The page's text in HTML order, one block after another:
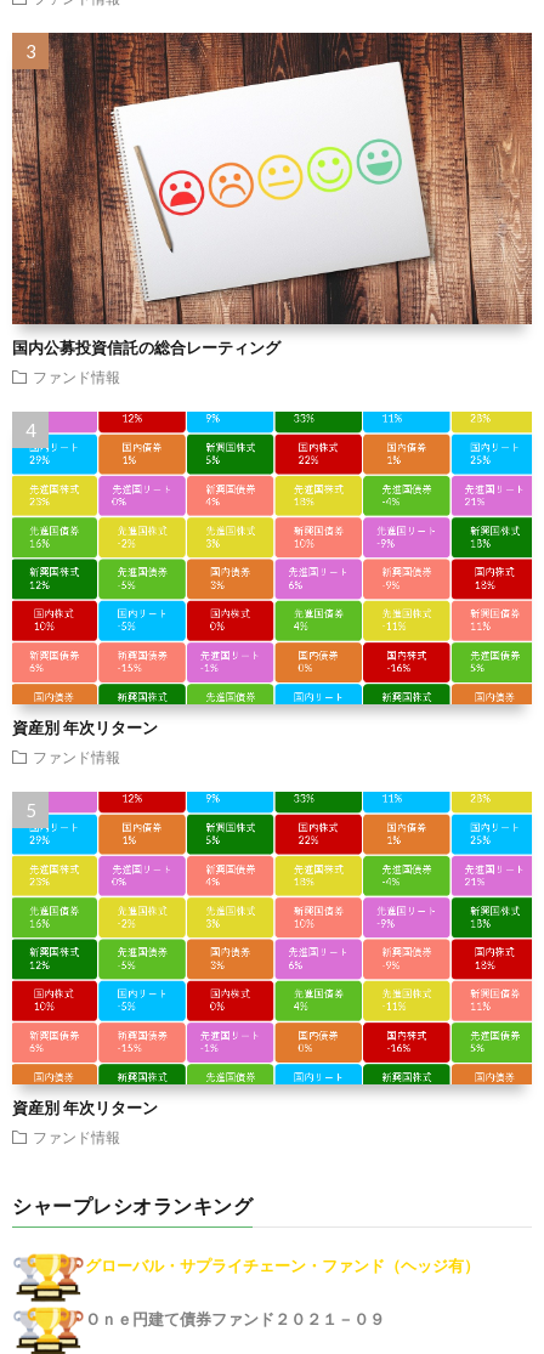
国内公募投資信託の総合レーティング
ファンド情報
資産別 年次リターン
ファンド情報
資産別 年次リターン
ファンド情報
シャープレシオランキング
グローバル・サプライチェーン・ファンド（ヘッジ有）
Ｏｎｅ円建て債券ファンド２０２１－０９